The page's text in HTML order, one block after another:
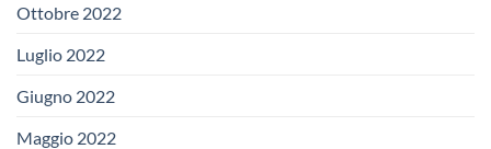
Ottobre 2022
Luglio 2022
Giugno 2022
Maggio 2022